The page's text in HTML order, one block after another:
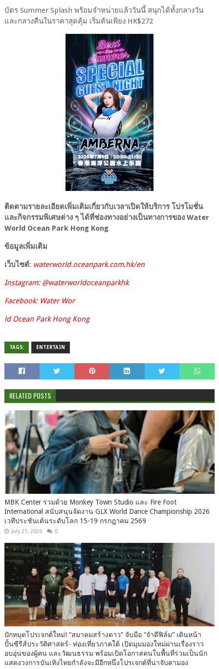
บัตร Summer Splash พร้อมจำหน่ายแล้ววันนี้ สนุกได้ทั้งกลางวัน
และกลางคืนในราคาสุดคุ้ม เริ่มต้นเพียง HK$272
ติดตามรายละเอียดเพิ่มเติมเกี่ยวกับเวลาเปิดให้บริการ โปรโมชั่น
และกิจกรรมพิเศษต่าง ๆ ได้ที่ช่องทางอย่างเป็นทางการของ Water
World Ocean Park Hong Kong
ข้อมูลเพิ่มเติม
เว็บไซต์: waterworld.oceanpark.com.hk/en
Instagram: @waterworldoceanparkhk
Facebook: Water Wor
ld Ocean Park Hong Kong
TAGS: ENTERTAIN
RELATED POSTS
MBK Center ร่วมด้วย Monkey Town Studio และ Fire Foot
International สนับสนุนจัดงาน GLX World Dance Championship 2026
เวทีประชันเต้นระดับโลก 15-19 กรกฎาคม 2569
July 21, 2026 0
ปักหมุดโปรเจกต์ใหม่! “สมาคมสร้างดาว” จับมือ “จำดีฟิล์ม” เดินหน้า
ปั้นซีรีส์ประวัติศาสตร์- ท่องเที่ยวภาคใต้ เปิดมุมมองใหม่ผ่านเรื่องราว
อบอุ่นของผู้คน และวัฒนธรรม พร้อมเปิดโอกาสคนในพื้นที่ร่วมเป็นนัก
แสดงวงการบันเทิงไทยกำลังจะมีอีกหนึ่งโปรเจกต์ที่น่าจับตามอง